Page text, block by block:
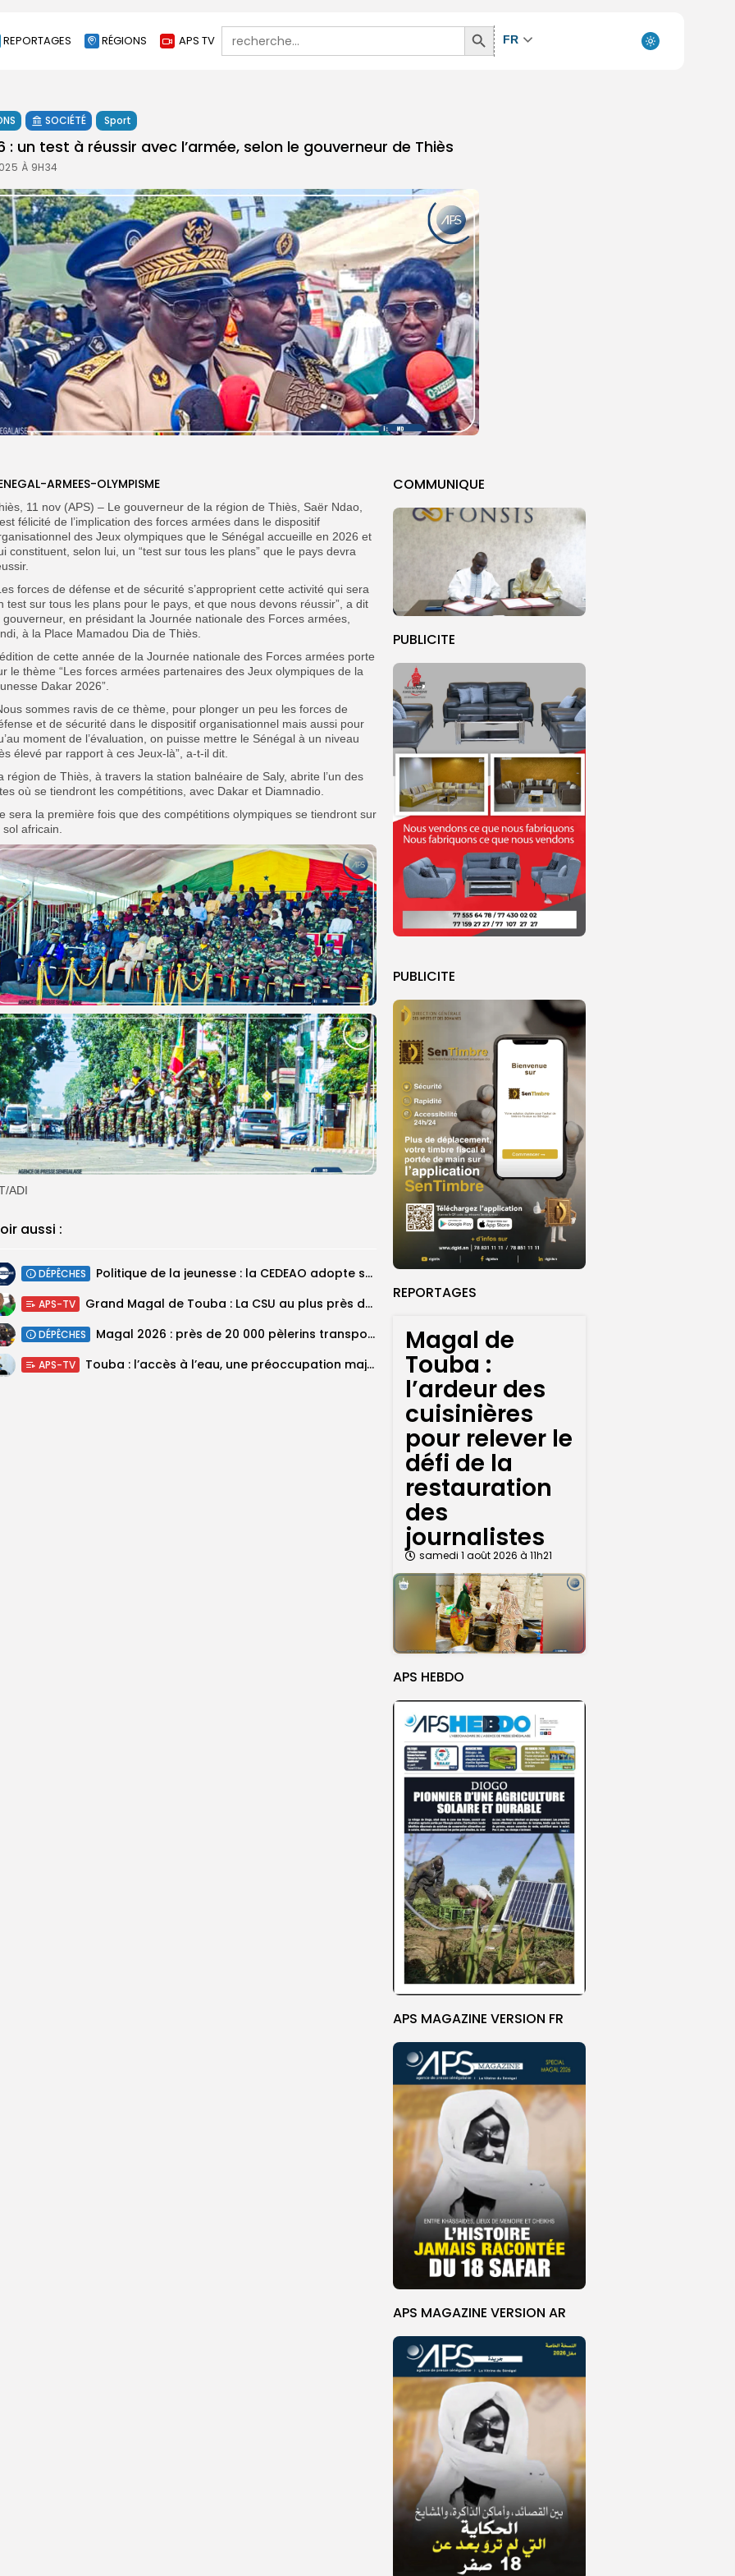
REPORTAGES RÉGIONS APS TV
Search
for:
Search
Button
FR
SOCIÉTÉ Sport
: un test à réussir avec l’armée, selon le gouverneur de Thiès
À 9H34
COMMUNIQUE
PUBLICITE
PUBLICITE
REPORTAGES
Magal de
Touba :
l’ardeur des
cuisinières
pour relever le
défi de la
restauration
des
journalistes
samedi 1 août 2026 à 11h21
APS HEBDO
APS MAGAZINE VERSION FR
APS MAGAZINE VERSION AR
ARMEES-OLYMPISME
11 nov (APS) – Le gouverneur de la région de Thiès, Saër Ndao,
félicité de l’implication des forces armées dans le dispositif
des Jeux olympiques que le Sénégal accueille en 2026 et
constituent, selon lui, un “test sur tous les plans” que le pays devra
forces de défense et de sécurité s’approprient cette activité qui sera
test sur tous les plans pour le pays, et que nous devons réussir”, a dit
gouverneur, en présidant la Journée nationale des Forces armées,
à la Place Mamadou Dia de Thiès.
de cette année de la Journée nationale des Forces armées porte
le thème “Les forces armées partenaires des Jeux olympiques de la
Dakar 2026”.
sommes ravis de ce thème, pour plonger un peu les forces de
et de sécurité dans le dispositif organisationnel mais aussi pour
moment de l’évaluation, on puisse mettre le Sénégal à un niveau
élevé par rapport à ces Jeux-là”, a-t-il dit.
région de Thiès, à travers la station balnéaire de Saly, abrite l’un des
où se tiendront les compétitions, avec Dakar et Diamnadio.
sera la première fois que des compétitions olympiques se tiendront sur
sol africain.
ADI
aussi :
DÉPÊCHES Politique de la jeunesse : la CEDEAO adopte son plan d’actions stratégiques...
APS-TV Grand Magal de Touba : La CSU au plus près des pèlerins
DÉPÊCHES Magal 2026 : près de 20 000 pèlerins transportés vers Touba en...
APS-TV Touba : l’accès à l’eau, une préoccupation majeure avant le Grand Magal